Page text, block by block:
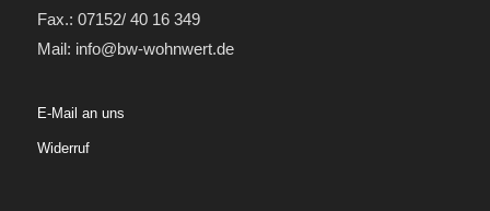
Fax.: 07152/ 40 16 349
Mail: info@bw-wohnwert.de
E-Mail an uns
Widerruf